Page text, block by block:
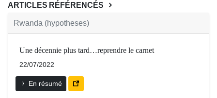
ARTICLES RÉFÉRENCÉS
Rwanda (hypotheses)
Une décennie plus tard…reprendre le carnet
22/07/2022
En résumé